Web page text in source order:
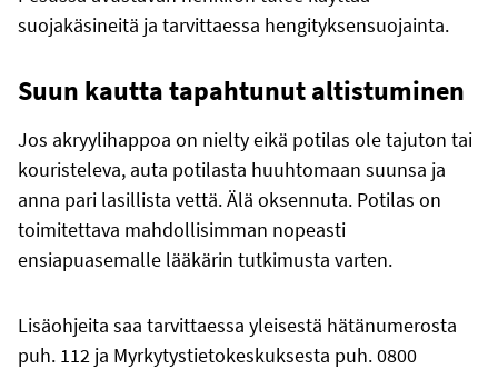
suojakäsineitä ja tarvittaessa hengityksensuojainta.
Suun kautta tapahtunut altistuminen
Jos akryylihappoa on nielty eikä potilas ole tajuton tai
kouristeleva, auta potilasta huuhtomaan suunsa ja
anna pari lasillista vettä. Älä oksennuta. Potilas on
toimitettava mahdollisimman nopeasti
ensiapuasemalle lääkärin tutkimusta varten.
Lisäohjeita saa tarvittaessa yleisestä hätänumerosta
puh. 112 ja Myrkytystietokeskuksesta puh.0800